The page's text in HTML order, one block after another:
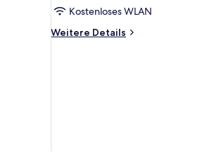
Kostenloses WLAN
Weitere Details
Weitere